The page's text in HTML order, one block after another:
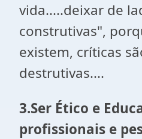
vida.....deixar de
construtivas",
existem, críticas
destrutivas....
3.Ser Ético e
profissionais e